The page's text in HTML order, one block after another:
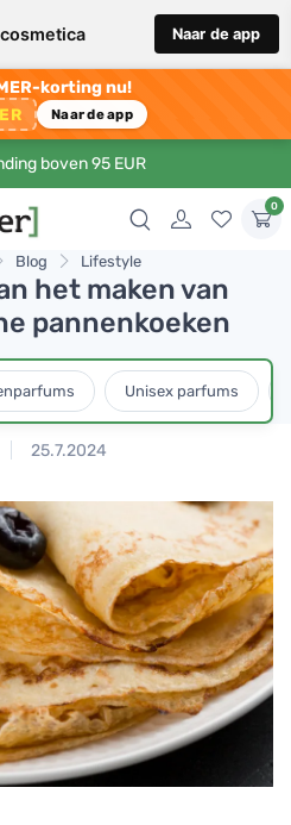
Naar de app
korting nu!
Naar de app
boven 95 EUR
0
Blog Lifestyle
het maken van
pannenkoeken
Unisex parfums
25.7.2024